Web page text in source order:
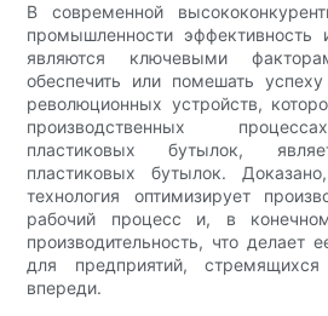
В современной
промышленности эффективность
являются ключевыми
обеспечить или помешать
революционных устройств,
производственных
пластиковых бутылок,
пластиковых бутылок.
технология оптимизирует
рабочий процесс и, в
производительность, что делает
для предприятий,
впереди.